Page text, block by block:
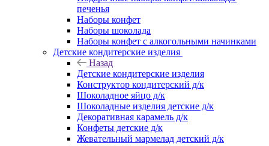
печенья
Наборы конфет
Наборы шоколада
Наборы конфет с алкогольными начинками
Детские кондитерские изделия
Назад
Детские кондитерские изделия
Конструктор кондитерский д/к
Шоколадное яйцо д/к
Шоколадные изделия детские д/к
Декоративная карамель д/к
Конфеты детские д/к
Жевательный мармелад детский д/к